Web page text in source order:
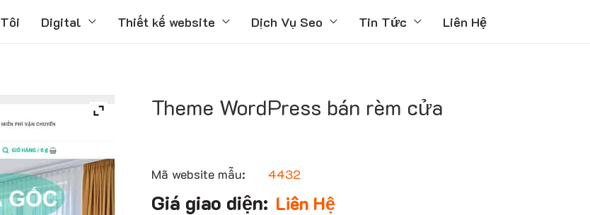
Digital Thiết kế website Dịch Vụ Seo Tin Tức Liên Hệ
Theme WordPress bán rèm cửa
Mã website mẫu: 4432
Liên Hệ